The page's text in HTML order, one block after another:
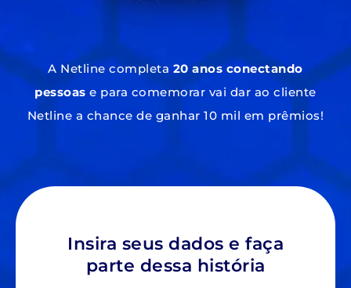
A Netline completa 20 anos conectando
pessoas e para comemorar vai dar ao cliente
Netline a chance de ganhar 10 mil em prêmios!
Insira seus dados e faça
parte dessa história